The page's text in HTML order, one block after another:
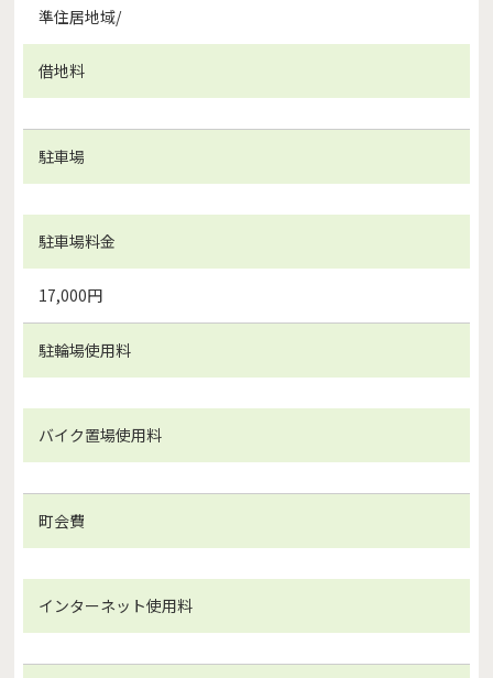
準住居地域/
借地料
駐車場
駐車場料金
17,000円
駐輪場使用料
バイク置場使用料
町会費
インターネット使用料